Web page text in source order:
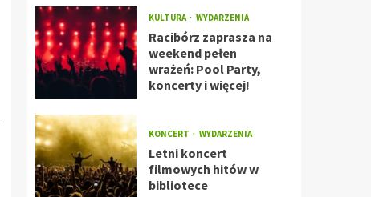
KULTURA WYDARZENIA
Racibórz zaprasza na
weekend pełen
wrażeń: Pool Party,
koncerty i więcej!
KONCERT WYDARZENIA
Letni koncert
filmowych hitów w
bibliotece